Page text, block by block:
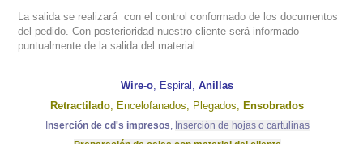
La salida se realizará con el control conformado de los documentos
del pedido. Con posterioridad nuestro cliente será informado
puntualmente de la salida del material.
Wire-o, Espiral,Anillas
Retractilado, Encelofanados, Plegados, Ensobrados
nserción de cd's impresos, Inserción de hojas o cartulinas